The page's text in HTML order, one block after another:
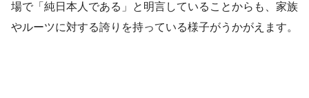
場で「純日本人である」と明言していることからも、家族
やルーツに対する誇りを持っている様子がうかがえます。